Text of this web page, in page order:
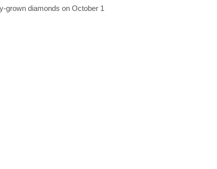
grown diamonds on October 1